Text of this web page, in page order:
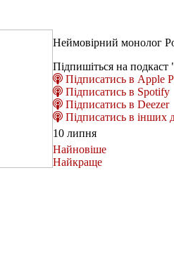
Неймовірний монолог
Підпишіться на
Підписатись в Apple
Підписатись в Spotify
Підписатись в Deezer
Підписатись в інших
10 липня
Найновіше
Найкраще